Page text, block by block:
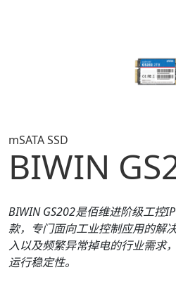
mSATA SSD
BIWIN
BIWIN GS202是佰维进阶级工控
款，专门面向工业控制应用的解
入以及频繁异常掉电的行业需求
运行稳定性。